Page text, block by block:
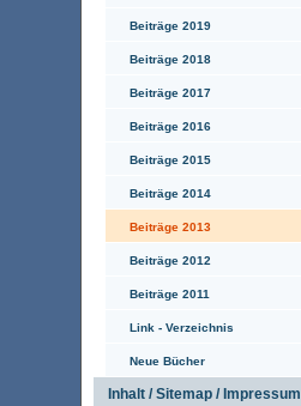
Beiträge 2019
Beiträge 2018
Beiträge 2017
Beiträge 2016
Beiträge 2015
Beiträge 2014
Beiträge 2013
Beiträge 2012
Beiträge 2011
Link - Verzeichnis
Neue Bücher
Inhalt / Sitemap / Impressum